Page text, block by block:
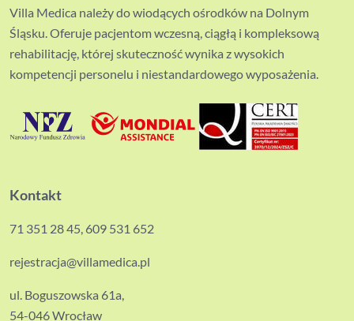
Villa Medica należy do wiodących ośrodków na Dolnym
Śląsku. Oferuje pacjentom wczesną, ciągłą i kompleksową
rehabilitację, której skuteczność wynika z wysokich
kompetencji personelu i niestandardowego wyposażenia.
Kontakt
71 351 28 45, 609 531 652
rejestracja@villamedica.pl
ul. Boguszowska 61a,
54-046 Wrocław